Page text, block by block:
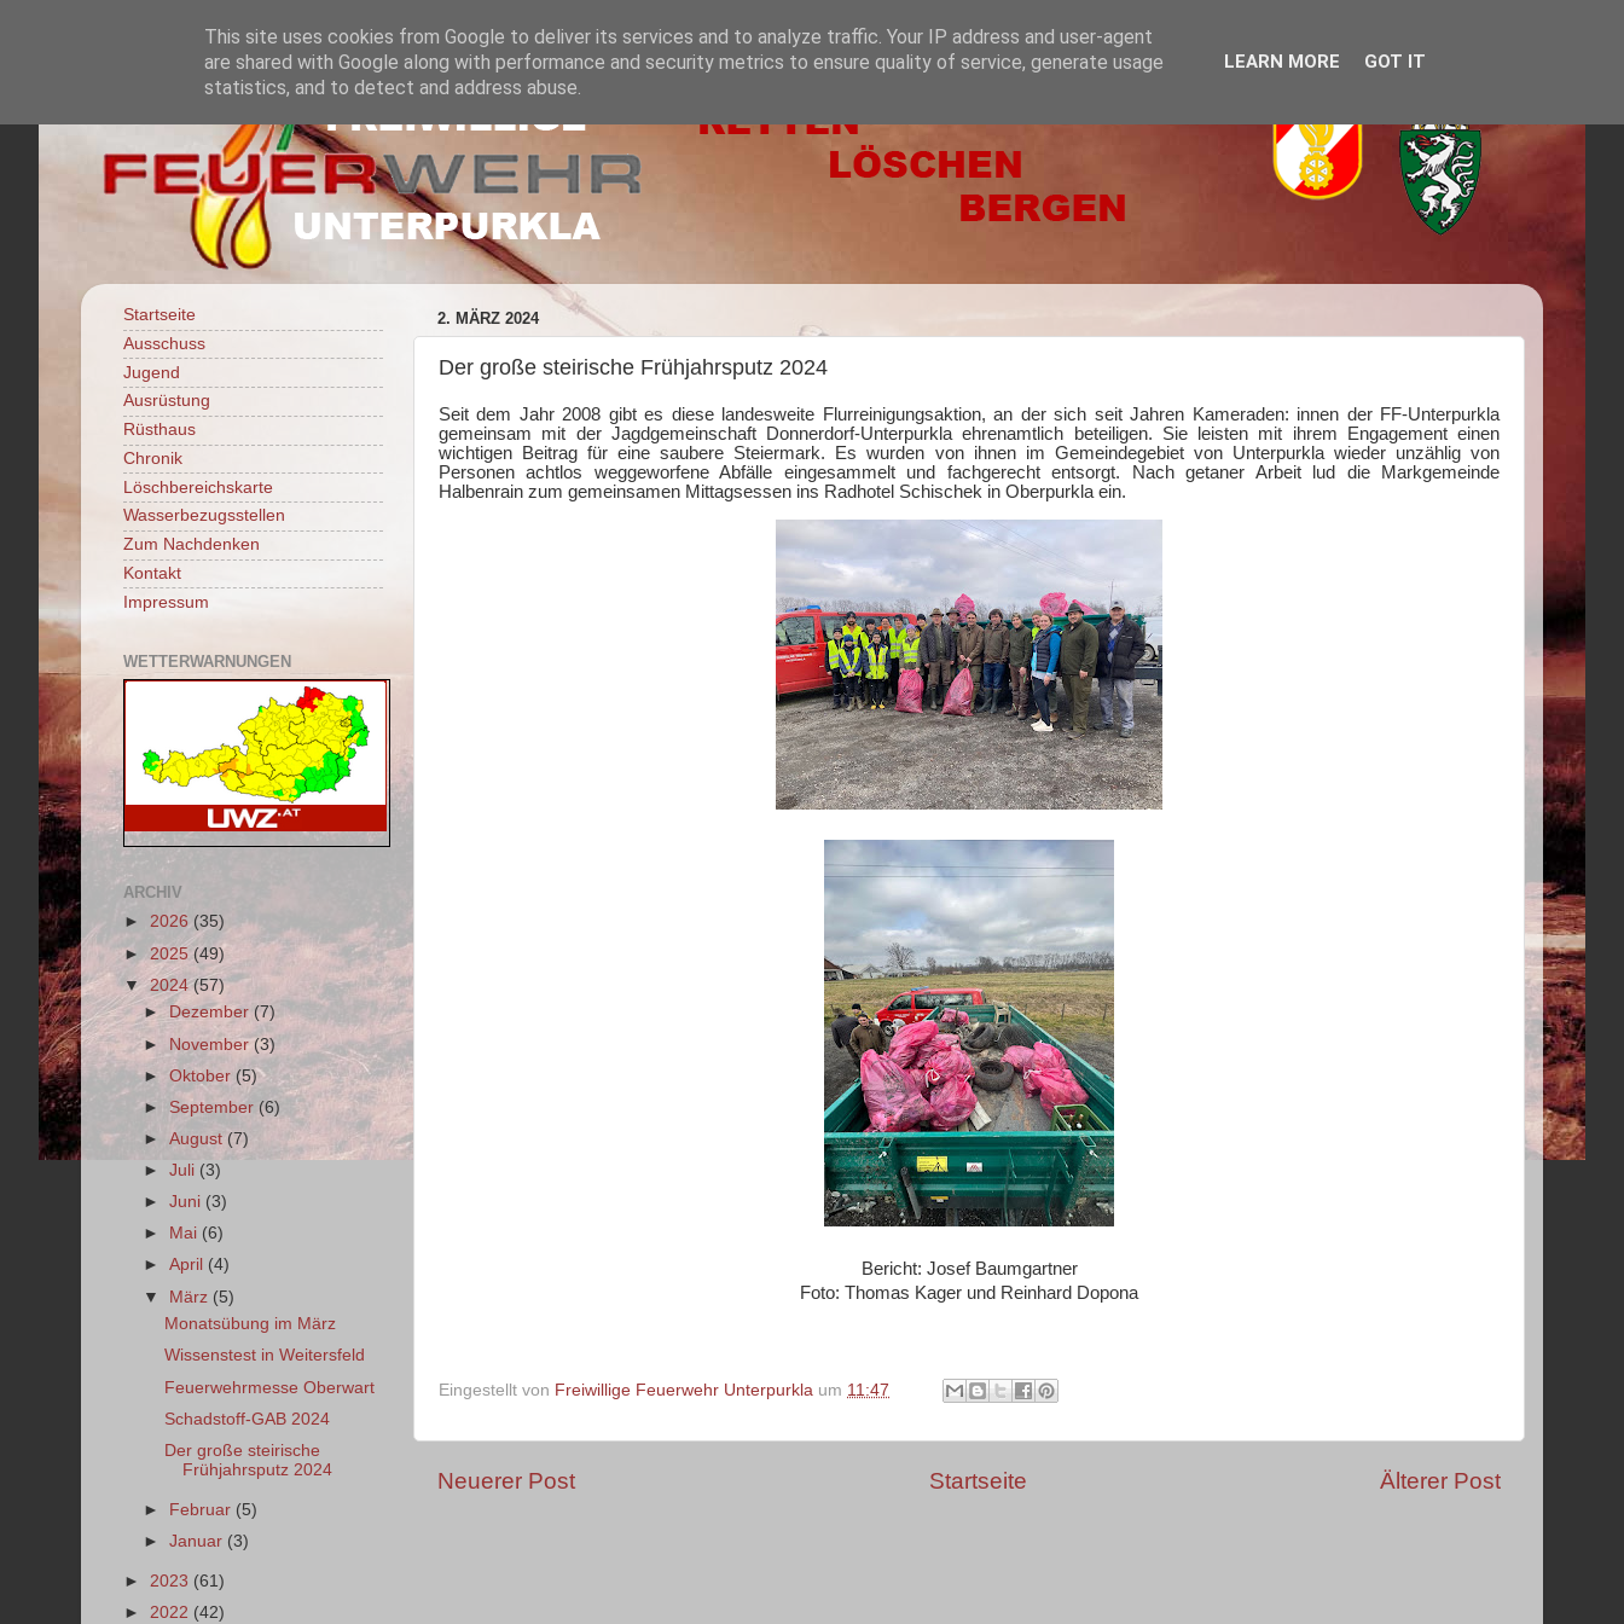
2. MÄRZ 2024
Der große steirische Frühjahrsputz 2024
Seit dem Jahr 2008 gibt es diese landesweite Flurreinigungsaktion, an der sich seit Jahren Kameraden: innen der FF-Unterpurkla
gemeinsam mit der Jagdgemeinschaft Donnerdorf-Unterpurkla ehrenamtlich beteiligen. Sie leisten mit ihrem Engagement einen
wichtigen Beitrag für eine saubere Steiermark. Es wurden von ihnen im Gemeindegebiet von Unterpurkla wieder unzählig von
Personen achtlos weggeworfene Abfälle eingesammelt und fachgerecht entsorgt. Nach getaner Arbeit lud die Markgemeinde
Halbenrain zum gemeinsamen Mittagsessen ins Radhotel Schischek in Oberpurkla ein.
Bericht: Josef Baumgartner
Foto: Thomas Kager und Reinhard Dopona
Eingestellt von Freiwillige Feuerwehr Unterpurkla um 11:47
Neuerer Post Älterer Post
Startseite
Startseite
Ausschuss
Jugend
Ausrüstung
Rüsthaus
Chronik
Löschbereichskarte
Wasserbezugsstellen
Zum Nachdenken
Kontakt
Impressum
WETTERWARNUNGEN
ARCHIV
► 2026 (35)
► 2025(49)
▼2024(57)
► Dezember(7)
► November(3)
►Oktober(5)
► September (6)
►August (7)
►Juli (3)
►Juni (3)
►
Mai (6)
►April (4)
▼ März (5)
Monatsübung im März
Wissenstest in Weitersfeld
Feuerwehrmesse Oberwart
Schadstoff-GAB 2024
Der große steirische
Frühjahrsputz 2024
► Februar (5)
►Januar (3)
► 2023 (61)
► 2022 (42)
This site uses cookies from Google to deliver its services and to analyze traffic. Your IP address and user-agent
are shared with Google along with performance and security metrics to ensure quality of service, generate usage
statistics, and to detect and address abuse.
LEARN MORE GOT IT